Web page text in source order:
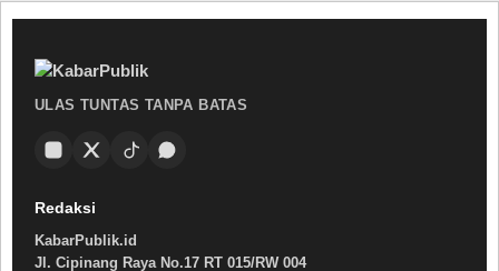
ULAS TUNTAS TANPA BATAS
Redaksi
KabarPublik.id
Jl. Cipinang Raya No.17 RT 015/RW 004